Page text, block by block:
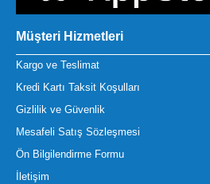
Müşteri Hizmetleri
Kargo ve Teslimat
Kredi Kartı Taksit Koşulları
Gizlilik ve Güvenlik
Mesafeli Satış Sözleşmesi
Ön Bilgilendirme Formu
İletişim